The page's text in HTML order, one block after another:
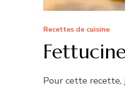
Recettes de cuisine
Pour cette recette,